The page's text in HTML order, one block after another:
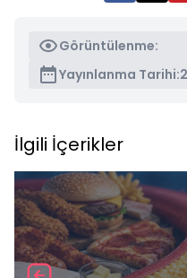
Görüntülenme:
Yayınlanma Tarihi:
İlgili İçerikler